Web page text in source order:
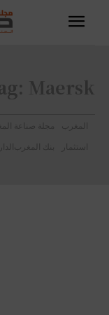
Maersk
المغرب مجلة صناعة
استثمار
بنك المغرب